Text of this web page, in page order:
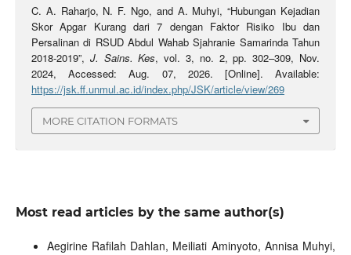
C. A. Raharjo, N. F. Ngo, and A. Muhyi, “Hubungan Kejadian
Skor Apgar Kurang dari 7 dengan Faktor Risiko Ibu dan
Persalinan di RSUD Abdul Wahab Sjahranie Samarinda Tahun
2018-2019”, J. Sains. Kes, vol. 3, no. 2, pp. 302–309, Nov.
2024, Accessed: Aug. 07, 2026. [Online]. Available:
https://jsk.ff.unmul.ac.id/index.php/JSK/article/view/269
MORE CITATION FORMATS
Most read articles by the same author(s)
Aegirine Rafilah Dahlan, Meiliati Aminyoto, Annisa Muhyi,